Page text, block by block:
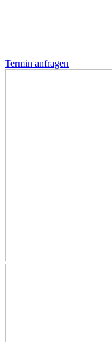
Termin anfragen